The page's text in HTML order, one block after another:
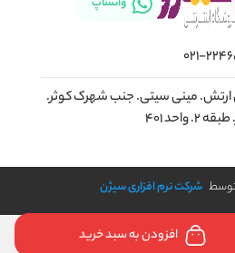
افزودن به سبد خرید
021-
ارتش. مینی سیتی. جنب شهرک کوثر.
۴۰۱
شرکت نرم افزاری سیژن